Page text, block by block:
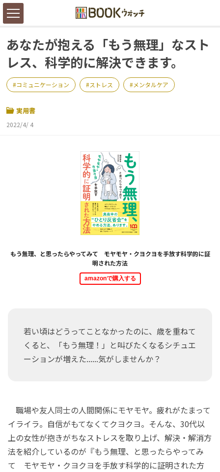
あなたが抱える「もう無理」なスト
レス、科学的に解決できます。
コミュニケーション ストレス メンタルケア
実用書
2022/4/ 4
もう無理、と思ったらやってみて モヤモヤ・クヨクヨを手放す科学的に証
明された方法
amazonで購入する
若い頃はどうってことなかったのに、歳を重ねて
くると、「もう無理！」と叫びたくなるシチュエ
ーションが増えた......気がしませんか？
職場や友人同士の人間関係にモヤモヤ。疲れがたまって
イライラ。自信がもてなくてクヨクヨ。そんな、30代以
上の女性が抱きがちなストレスを取り上げ、解決・解消方
法を紹介しているのが『もう無理、と思ったらやってみ
て モヤモヤ・クヨクヨを手放す科学的に証明された方